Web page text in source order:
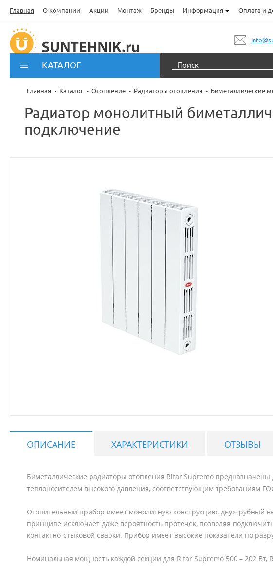
Главная О компании Акции Монтаж Бренды Информация Оплата и
КАТАЛОГ
Главная Каталог Отопление Радиаторы отопления Биметаллические
Радиатор монолитный
подключение
ОПИСАНИЕ ХАРАКТЕРИСТИКИ ОТЗЫВЫ
Биметаллические радиаторы отопления Rifar Supremo
теплоносителем высокого давления, соответствующим требованиям
Отопительный прибор имеет монолитную конструкцию, двухтрубный
принципе исключает даже вероятность протечек, позволяя
контактно-стыковой сварки. Прибор имеет высокие показатели по
Номинальная мощность каждой секции для Rifar Supremo 500 – 202 Вт,